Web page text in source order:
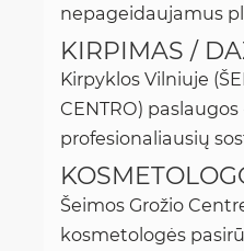
nepageidaujamus
KIRPIMAS /
Kirpyklos Vilniuje
CENTRO)
profesionaliausių
Šeimos Grožio
kosmetologės